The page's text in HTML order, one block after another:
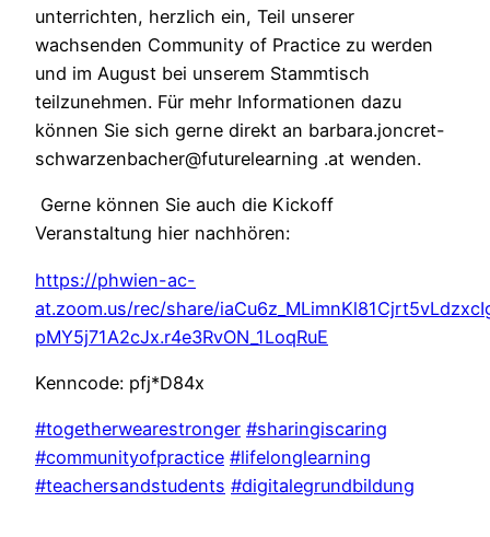
unterrichten, herzlich ein, Teil unserer
wachsenden Community of Practice zu werden
und im August bei unserem Stammtisch
teilzunehmen. Für mehr Informationen dazu
können Sie sich gerne direkt an barbara.joncret-
schwarzenbacher@futurelearning .at wenden.
Gerne können Sie auch die Kickoff
Veranstaltung hier nachhören:
https://phwien-ac-
at.zoom.us/rec/share/
pMY5j71A2cJx.r4e3RvON_1LoqRuE
Kenncode: pfj*D84x
#togetherwearestronger #sharingiscaring
#communityofpractice #lifelonglearning
#teachersandstudents #digitalegrundbildung